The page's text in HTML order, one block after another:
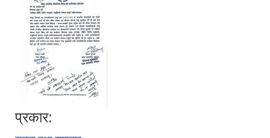
प्रकार: